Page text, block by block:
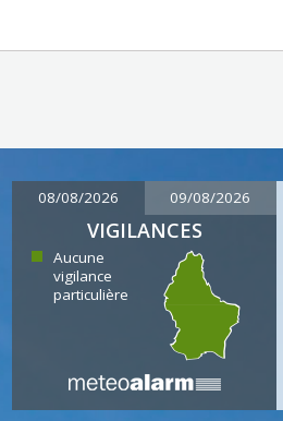
08/08/2026 09/08/2026
VIGILANCES
Aucune
vigilance
particulière